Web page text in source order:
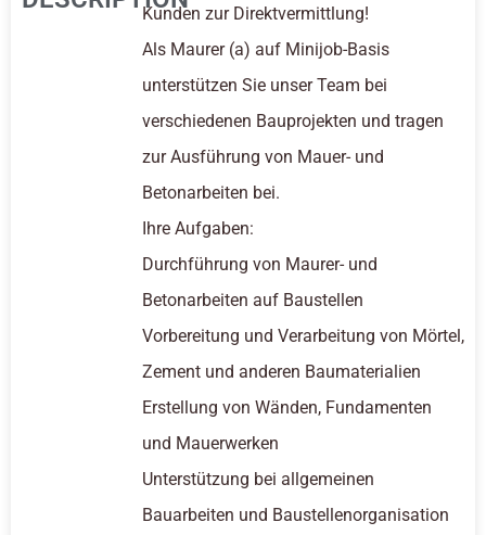
Kunden zur Direktvermittlung!
Als Maurer (a) auf Minijob-Basis
unterstützen Sie unser Team bei
verschiedenen Bauprojekten und tragen
zur Ausführung von Mauer- und
Betonarbeiten bei.
Ihre Aufgaben:
Durchführung von Maurer- und
Betonarbeiten auf Baustellen
Vorbereitung und Verarbeitung von Mörtel,
Zement und anderen Baumaterialien
Erstellung von Wänden, Fundamenten
und Mauerwerken
Unterstützung bei allgemeinen
Bauarbeiten und Baustellenorganisation